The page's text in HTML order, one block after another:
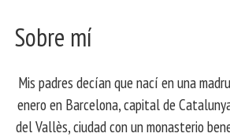
Sobre mí
Mis padres decían que nací en una
enero en Barcelona, ​​capital de
del Vallès, ciudad con un monasterio